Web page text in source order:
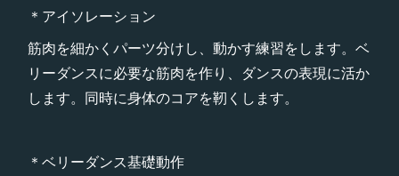
＊アイソレーション
筋肉を細かくパーツ分けし、動かす練習をします。ベ
リーダンスに必要な筋肉を作り、ダンスの表現に活か
します。同時に身体のコアを靭くします。
＊ベリーダンス基礎動作